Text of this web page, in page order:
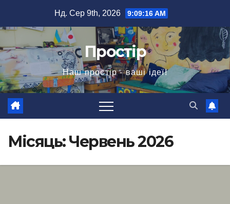
Нд. Сер 9th, 2026 9:09:17 AM
Простір
Наш простір - ваші ідеї!
Місяць:Червень 2026